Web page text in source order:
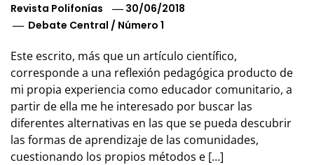
Revista Polifonías
30/06/2018
Debate Central / Número 1
Este escrito, más que un artículo científico,
corresponde a una reflexión pedagógica producto de
mi propia experiencia como educador comunitario, a
partir de ella me he interesado por buscar las
diferentes alternativas en las que se pueda descubrir
las formas de aprendizaje de las comunidades,
cuestionando los propios métodos e […]